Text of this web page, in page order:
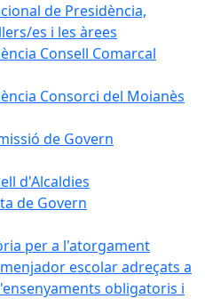
de Presidència,
es i les àrees
Consell Comarcal
Consorci del Moianès
de Govern
d'Alcaldies
de Govern
per a l'atorgament
escolar adreçats a
obligatoris i